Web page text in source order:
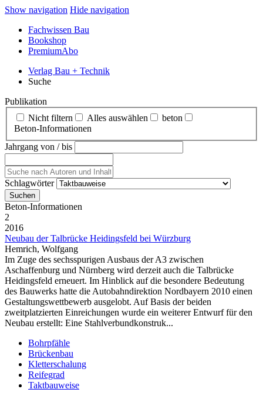
Show navigation Hide navigation
Fachwissen Bau
Bookshop
PremiumAbo
Verlag Bau + Technik
Suche
Publikation
Nicht filtern
Alles auswählen
beton
Beton‑Informationen
Jahrgang von / bis
Schlagwörter
Beton‑Informationen
2
2016
Neubau der Talbrücke Heidingsfeld bei Würzburg
Hemrich, Wolfgang
Im Zuge des sechsspurigen Ausbaus der A3 zwischen
Aschaffenburg und Nürnberg wird derzeit auch die Talbrücke
Heidingsfeld erneuert. Im Hinblick auf die besondere Bedeutung
des Bauwerks hatte die Autobahndirektion Nordbayern 2010 einen
Gestaltungswettbewerb ausgelobt. Auf Basis der beiden
zweitplatzierten Einreichungen wurde ein weiterer Entwurf für den
Neubau erstellt: Eine Stahlverbundkonstruk...
Bohrpfähle
Brückenbau
Kletterschalung
Reifegrad
Taktbauweise